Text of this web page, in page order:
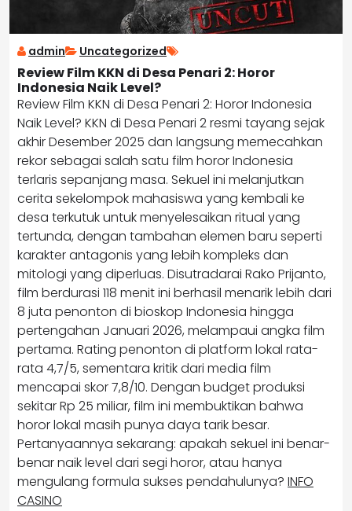
admin Uncategorized
Review Film KKN di Desa Penari 2: Horor
Indonesia Naik Level?
Review Film KKN di Desa Penari 2: Horor Indonesia
Naik Level? KKN di Desa Penari 2 resmi tayang sejak
akhir Desember 2025 dan langsung memecahkan
rekor sebagai salah satu film horor Indonesia
terlaris sepanjang masa. Sekuel ini melanjutkan
cerita sekelompok mahasiswa yang kembali ke
desa terkutuk untuk menyelesaikan ritual yang
tertunda, dengan tambahan elemen baru seperti
karakter antagonis yang lebih kompleks dan
mitologi yang diperluas. Disutradarai Rako Prijanto,
film berdurasi 118 menit ini berhasil menarik lebih dari
8 juta penonton di bioskop Indonesia hingga
pertengahan Januari 2026, melampaui angka film
pertama. Rating penonton di platform lokal rata-
rata 4,7/5, sementara kritik dari media film
mencapai skor 7,8/10. Dengan budget produksi
sekitar Rp 25 miliar, film ini membuktikan bahwa
horor lokal masih punya daya tarik besar.
Pertanyaannya sekarang: apakah sekuel ini benar-
benar naik level dari segi horor, atau hanya
mengulang formula sukses pendahulunya? INFO
CASINO